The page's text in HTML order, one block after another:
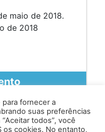
maio de 2018.
de 2018
fornecer a
suas preferências
todos”, você
os cookies. No entanto,